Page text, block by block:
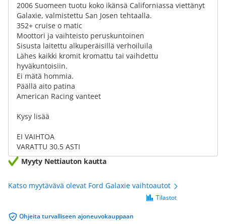
2006 Suomeen tuotu koko ikänsä Californiassa viettänyt
Galaxie, valmistettu San Josen tehtaalla.
352+ cruise o matic
Moottori ja vaihteisto peruskuntoinen
Sisusta laitettu alkuperäisillä verhoiluila
Lähes kaikki kromit kromattu tai vaihdettu
hyväkuntoisiin.
Ei mätä hommia.
Päällä aito patina
American Racing vanteet
Kysy lisää
EI VAIHTOA
VARATTU 30.5 ASTI
Myyty Nettiauton kautta
Katso myytävävä olevat Ford Galaxie vaihtoautot
Ohjeita turvalliseen ajoneuvokauppaan
Tilastot